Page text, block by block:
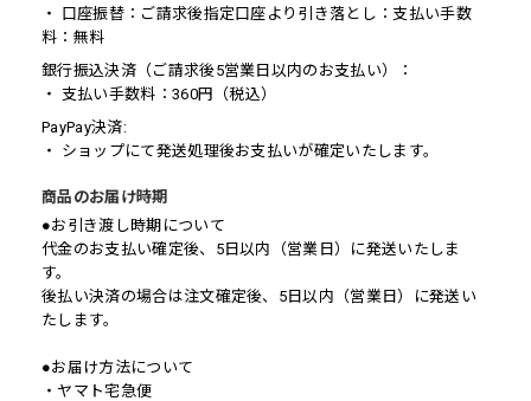
・ 口座振替：ご請求後指定口座より引き落とし：支払い手数
料：無料
銀行振込決済（ご請求後5営業日以内のお支払い）：
・ 支払い手数料：360円（税込）
PayPay決済:
・ ショップにて発送処理後お支払いが確定いたします。
商品のお届け時期
●お引き渡し時期について
代金のお支払い確定後、5日以内（営業日）に発送いたしま
す。
後払い決済の場合は注文確定後、5日以内（営業日）に発送い
たします。
●お届け方法について
・ヤマト宅急便